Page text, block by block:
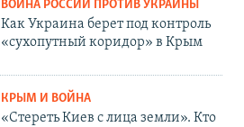
ВОЙНА РОССИИ ПРОТИВ УКРАИНЫ
Как Украина берет под контроль
«сухопутный коридор» в Крым
КРЫМ И ВОЙНА
«Стереть Киев с лица земли». Кто